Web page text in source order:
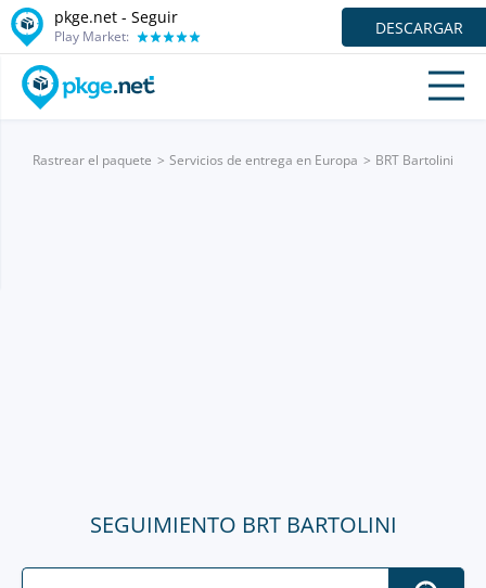
pkge.net - Seguir
Play Market: DESCARGAR
Rastrear el paquete Servicios de entrega en Europa BRT Bartolini
SEGUIMIENTO BRT BARTOLINI